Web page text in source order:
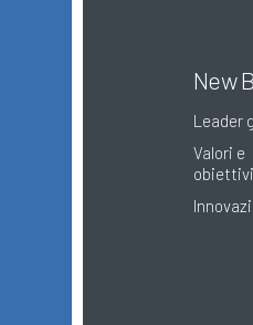
New
Leader
Valori e
obiettivi